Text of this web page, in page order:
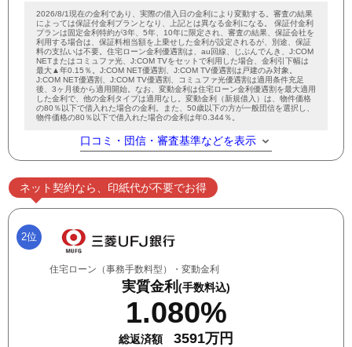
2026/8/1現在の金利であり、実際の借入日の金利により変動する。審査の結果
によっては保証付金利プランとなり、上記とは異なる金利になる。 保証付金利
プランは固定金利特約が3年、5年、10年に限定され、審査の結果、保証会社を
利用する場合は、保証料相当額を上乗せした金利が設定されるが、別途、保証
料の支払いは不要。住宅ローン金利優遇割は、au回線、じぶんでんき、J:COM
NETまたはコミュファ光、J:COM TVをセットで利用した場合、金利引下幅は
最大▲年0.15％。J:COM NET優遇割、J:COM TV優遇割は戸建のみ対象。
J:COM NET優遇割、J:COM TV優遇割、コミュファ光優遇割は適用条件充足
後、3ヶ月後から適用開始。なお、変動金利は住宅ローン金利優遇割を最大適用
した金利で、他の金利タイプは適用なし。変動金利（新規借入）は、物件価格
の80％以下で借入れた場合の金利。また、50歳以下の方が一般団信を選択し、
物件価格の80％以下で借入れた場合の金利は年0.344％。
口コミ・団信・審査基準などを表示
ネット契約なら、印紙代が不要でお得
2位
住宅ローン（事務手数料型）・変動金利
実質金利 (手数料込)
1.080%
総返済額 3591万円